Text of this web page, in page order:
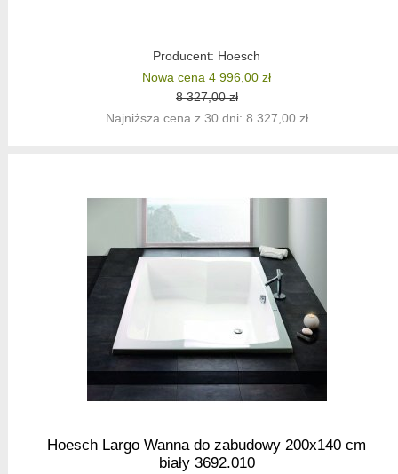
Producent: Hoesch
Nowa cena 4 996,00 zł
8 327,00 zł
Najniższa cena z 30 dni: 8 327,00 zł
Hoesch Largo Wanna do zabudowy 200x140 cm
biały 3692.010